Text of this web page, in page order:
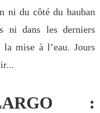
ni du côté du hauban
ni dans les derniers
mise à l’eau. Jours
: